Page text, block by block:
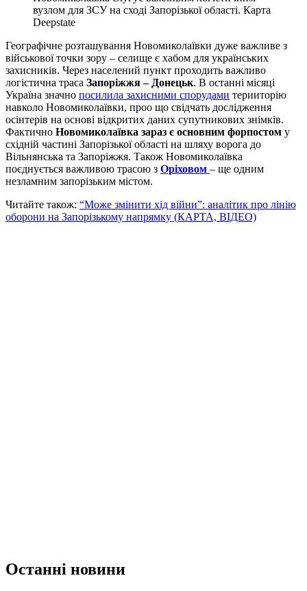
вузлом для ЗСУ на сході Запорізької області. Карта
Deepstate
Географічне розташування Новомиколаївки дуже важливе з
військової точки зору – селище є хабом для українських
захисників. Через населений пункт проходить важливо
логістична траса Запоріжжя – Донецьк. В останні місяці
Україна значно посилила захисними спорудами терииторію
навколо Новомиколаївки, проо що свідчать дослідження
осінтерів на основі відкритих даних супутникових знімків.
Фактично Новомиколаївка зараз є основним форпостом у
східній частині Запорізької області на шляху ворога до
Вільнянська та Запоріжжя. Також Новомиколаївка
поєднується важливою трасою з Оріховом – ще одним
незламним запорізьким містом.
Читайте також: “Може змінити хід війни”: аналітик про лінію
оборони на Запорізькому напрямку (КАРТА, ВІДЕО)
Останні новини